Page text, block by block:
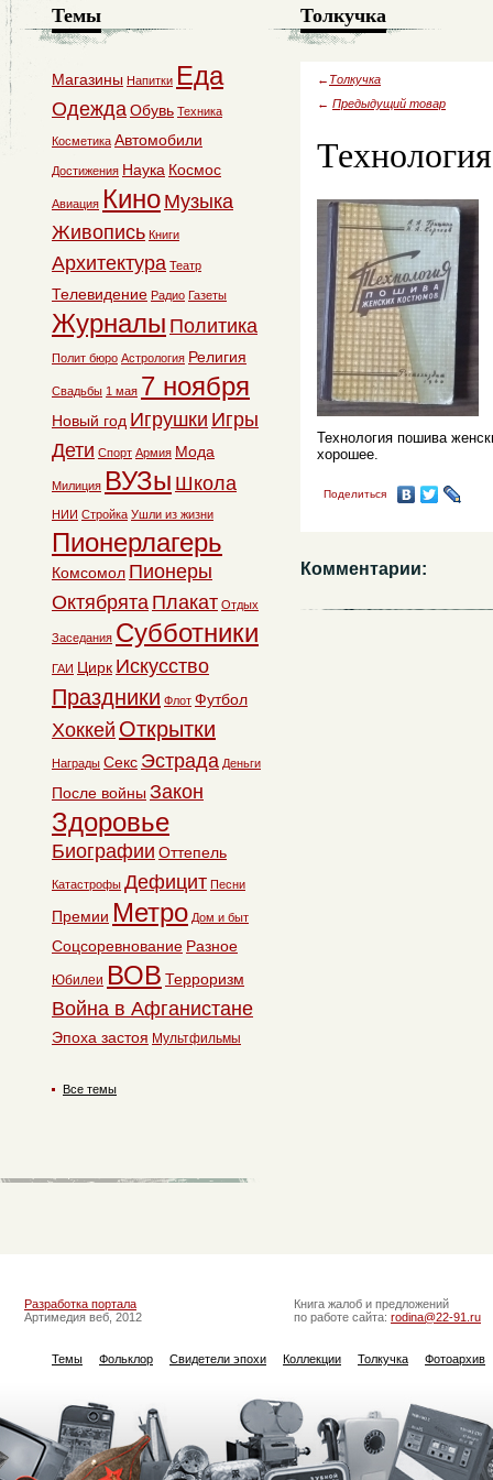
Толкучка
← Толкучка
← Предыдущий товар
Технология пошива
хорошее.
Поделиться
Комментарии:
Темы
Магазины Напитки Еда
ОдеждаОбувь Техника
Косметика Автомобили
Достижения Наука Космос
Авиация Кино Музыка
Живопись Книги
Архитектура Театр
Телевидение Радио Газеты
Журналы Политика
Полит бюро Астрология Религия
Свадьбы 1 мая 7 ноября
Новый год Игрушки Игры
Дети Спорт Армия Мода
Милиция ВУЗы Школа
НИИ Стройка Ушли из жизни
Пионерлагерь
Комсомол Пионеры
Октябрята Плакат Отдых
Заседания Субботники
ГАИ Цирк Искусство
Праздники Флот Футбол
Хоккей Открытки
Награды Секс Эстрада Деньги
После войны Закон
Здоровье
Биографии Оттепель
Катастрофы Дефицит Песни
Премии Метро Дом и быт
Соцсоревнование Разное
Юбилеи ВОВ Терроризм
Война в Афганистане
Эпоха застоя Мультфильмы
Все темы
Разработка портала
Артимедия веб, 2012
Книга жалоб и предложений
по работе сайта: rodina@22-91.ru
Темы Фольклор Свидетели эпохи Коллекции Толкучка Фотоархив